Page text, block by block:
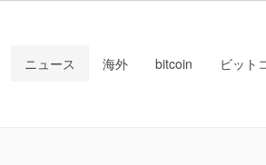
ニュース 海外 bitcoin ビット